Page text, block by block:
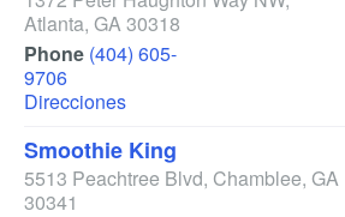
Atlanta, GA30318
Phone (404) 605-
9706
Direcciones
Smoothie King
5513 Peachtree Blvd, Chamblee, GA
30341